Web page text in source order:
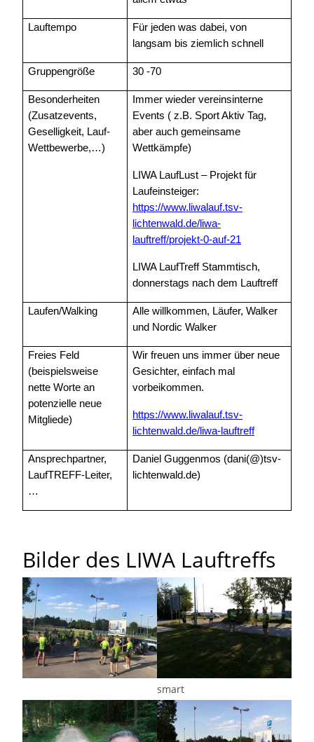
Lauftempo
Für jeden was dabei, von
langsam bis ziemlich schnell
Gruppengröße 30 -70
Besonderheiten
(Zusatzevents,
Geselligkeit, Lauf-
Wettbewerbe,…)
Immer wieder vereinsinterne
Events ( z.B. Sport Aktiv Tag,
aber auch gemeinsame
Wettkämpfe)
LIWA LaufLust – Projekt für
Laufeinsteiger:
https://www.liwalauf.tsv-
lichtenwald.de/liwa-
lauftreff/projekt-0-auf-21
LIWA LaufTreff Stammtisch,
donnerstags nach dem Lauftreff
Laufen/Walking
Alle willkommen, Läufer, Walker
und Nordic Walker
Freies Feld
(beispielsweise
nette Worte an
potenzielle neue
Mitgliede)
Wir freuen uns immer über neue
Gesichter, einfach mal
vorbeikommen.
https://www.liwalauf.tsv-
lichtenwald.de/liwa-lauftreff
Ansprechpartner,
LaufTREFF-Leiter,
…
Daniel Guggenmos (dani(@)tsv-
lichtenwald.de)
Bilder des LIWA Lauftreffs
smart